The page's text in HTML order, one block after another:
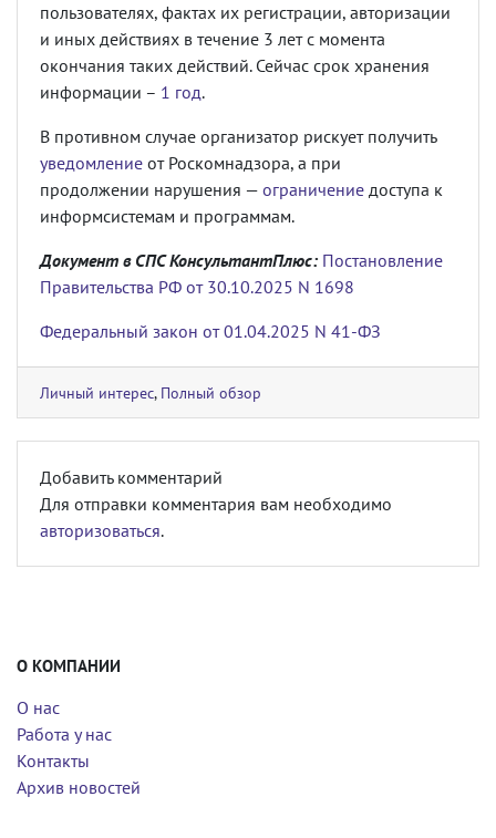
пользователях, фактах их регистрации, авторизации
и иных действиях в течение 3 лет с момента
окончания таких действий. Сейчас срок хранения
информации – 1 год.
В противном случае организатор рискует получить
уведомление от Роскомнадзора, а при
продолжении нарушения — ограничение доступа к
информсистемам и программам.
Документ в СПС КонсультантПлюс: Постановление
Правительства РФ от 30.10.2025 N 1698
Федеральный закон от 01.04.2025 N 41-ФЗ
Личный интерес, Полный обзор
Добавить комментарий
Для отправки комментария вам необходимо
авторизоваться.
О КОМПАНИИ
О нас
Работа у нас
Контакты
Архив новостей